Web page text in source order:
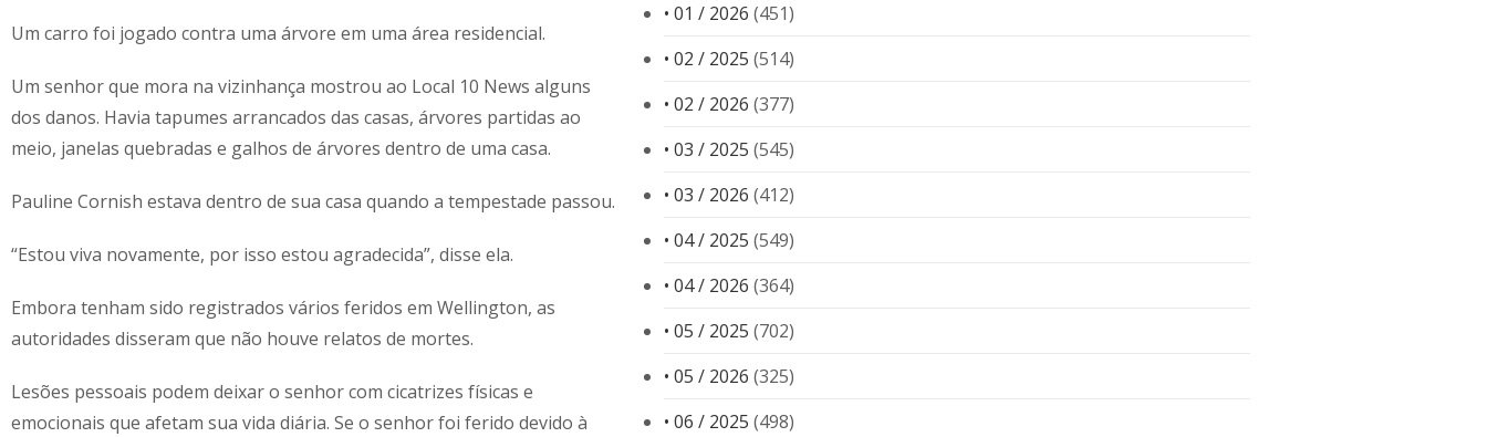
Um carro foi jogado contra uma árvore em uma área residencial.
Um senhor que mora na vizinhança mostrou ao Local 10 News alguns
dos danos. Havia tapumes arrancados das casas, árvores partidas ao
meio, janelas quebradas e galhos de árvores dentro de uma casa.
Pauline Cornish estava dentro de sua casa quando a tempestade passou.
“Estou viva novamente, por isso estou agradecida”, disse ela.
Embora tenham sido registrados vários feridos em Wellington, as
autoridades disseram que não houve relatos de mortes.
Lesões pessoais podem deixar o senhor com cicatrizes físicas e
emocionais que afetam sua vida diária. Se o senhor foi ferido devido à
• 01 / 2026 (451)
• 02 / 2025 (514)
• 02 / 2026 (377)
• 03 / 2025 (545)
• 03 / 2026 (412)
• 04 / 2025 (549)
• 04 / 2026 (364)
• 05 / 2025 (702)
• 05 / 2026 (325)
• 06 / 2025 (498)